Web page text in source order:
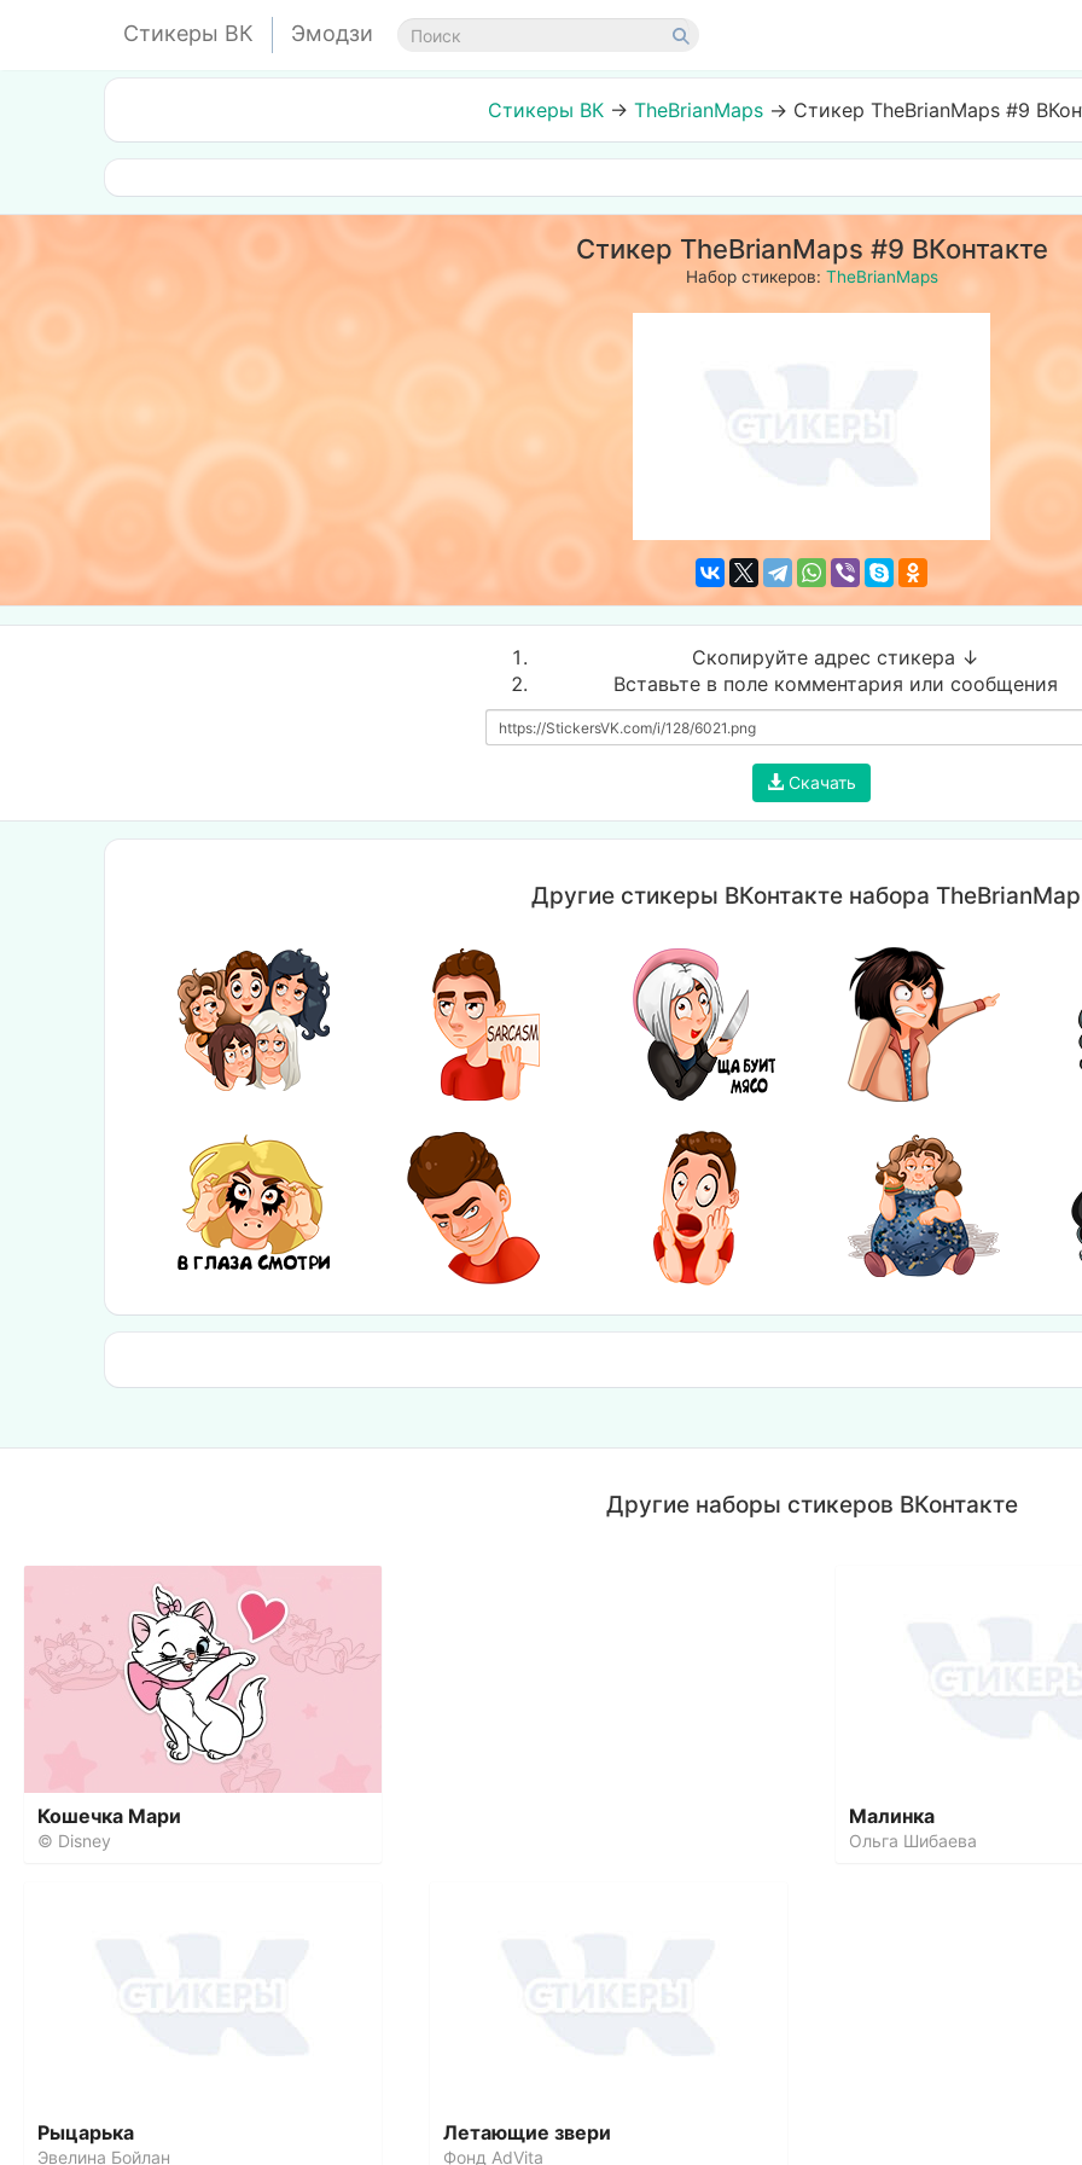
Стикеры ВК Эмодзи
Стикеры ВК → TheBrianMaps → Стикер TheBrianMaps #9
Стикер TheBrianMaps #9 ВКонтакте
Набор стикеров: TheBrianMaps
Скопируйте адрес стикера ↓
Вставьте в поле комментария или сообщения
Скачать
Другие стикеры ВКонтакте набора
Другие наборы стикеров ВКонтакте
Кошечка Мари
© Disney
Малинка
Ольга Шибаева
Рыцарька
Эвелина Бойлан
Летающие звери
Фонд AdVita